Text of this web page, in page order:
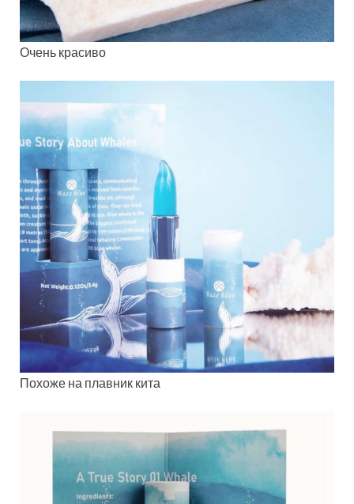
Очень красиво
Похоже на плавник кита